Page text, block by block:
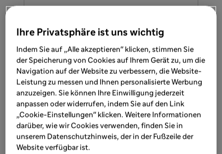
Mehr entdecken
WISSEN
24.06.2026
Die Insulin-Diskussion neu denken
Mehr entdecken
Ihre Privatsphäre ist uns wichtig
Indem Sie auf „Alle akzeptieren" klicken, stimmen Sie
der Speicherung von Cookies auf Ihrem Gerät zu, um die
Navigation auf der Website zu verbessern, die Website-
Leistung zu messen und Ihnen personalisierte Werbung
anzuzeigen. Sie können Ihre Einwilligung jederzeit
anpassen oder widerrufen, indem Sie auf den Link
„Cookie-Einstellungen" klicken. Weitere Informationen
darüber, wie wir Cookies verwenden, finden Sie in
unserem Datenschutzhinweis, der in der Fußzeile der
Website verfügbar ist.